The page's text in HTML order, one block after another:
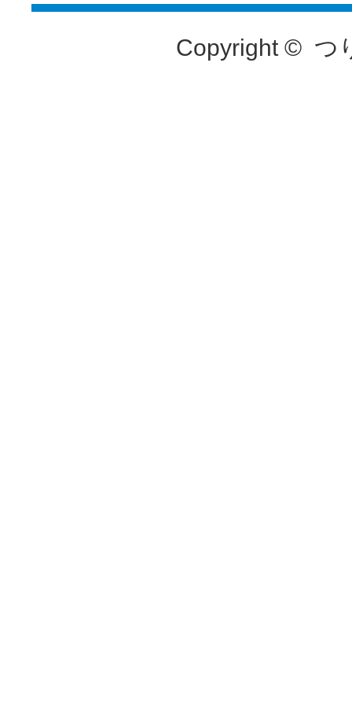
Copyright © つ